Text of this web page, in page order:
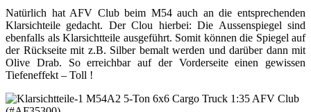
Natürlich hat AFV Club beim M54 auch an die entsprechenden
Klarsichteile gedacht. Der Clou hierbei: Die Aussenspiegel sind
ebenfalls als Klarsichtteile ausgeführt. Somit können die Spiegel auf
der Rückseite mit z.B. Silber bemalt werden und darüber dann mit
Olive Drab. So erreichbar auf der Vorderseite einen gewissen
Tiefeneffekt – Toll !